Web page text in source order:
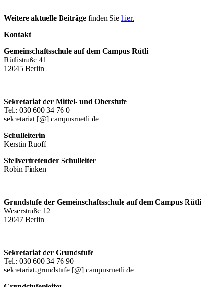
Weitere aktuelle Beiträge finden Sie hier.
Kontakt
Gemeinschaftsschule auf dem Campus Rütli
Rütlistraße 41
12045 Berlin
Sekretariat der Mittel- und Oberstufe
Tel.: 030 600 34 76 0
sekretariat [@] campusruetli.de
Schulleiterin
Kerstin Ruoff
Stellvertretender Schulleiter
Robin Finken
Grundstufe der Gemeinschaftsschule auf dem Campus Rütli
Weserstraße 12
12047 Berlin
Sekretariat der Grundstufe
Tel.: 030 600 34 76 90
sekretariat-grundstufe [@] campusruetli.de